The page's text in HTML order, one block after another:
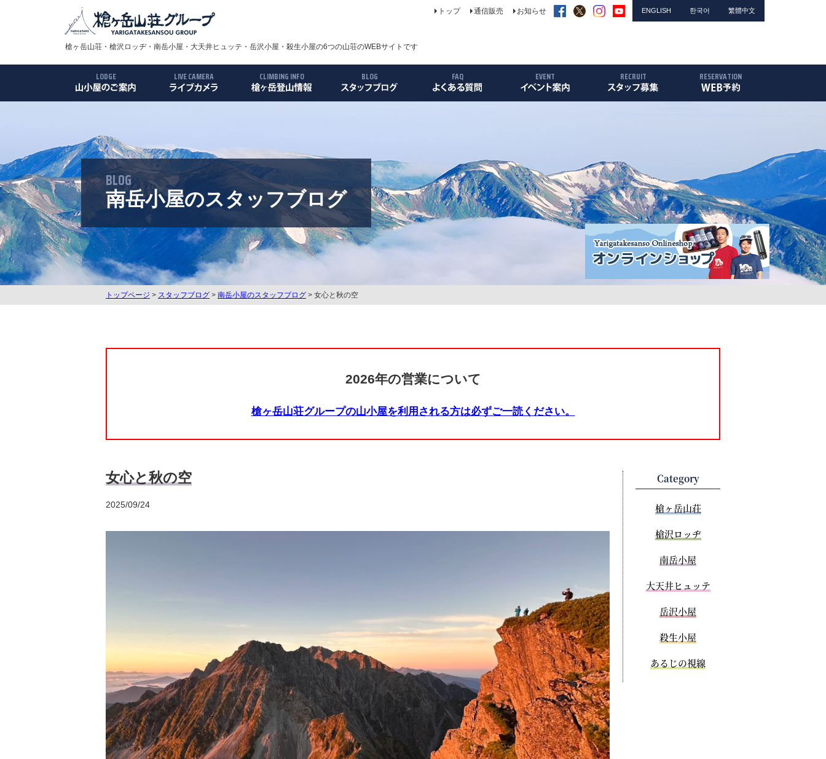
槍ヶ岳山荘・槍沢ロッヂ・南岳小屋・大天井ヒュッテ・岳沢小屋・殺生小屋の6つの山荘のWEBサイトです
トップ 通信販売 お知らせ ENGLISH 한국어 繁體中文
LODGE LIVE CAMERA CLIMBING INFO BLOG FAQ EVENT RECRUIT RESERVATION
BLOG
南岳小屋のスタッフブログ
トップページ > スタッフブログ > 南岳小屋のスタッフブログ > 女心と秋の空
2026年の営業について
槍ヶ岳山荘グループの山小屋を利用される方は必ずご一読ください。
女心と秋の空
2025/09/24
Category
槍ヶ岳山荘
槍沢ロッヂ
南岳小屋
大天井ヒュッテ
岳沢小屋
殺生小屋
あるじの視線